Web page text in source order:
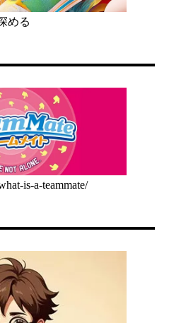
める
is-a-teammate/